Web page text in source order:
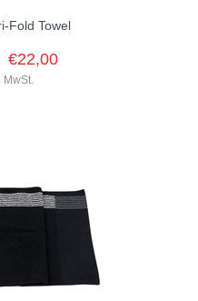
Fold Towel
€22,00
MwSt.
mit dem dreifach
trocken, um den perfekten